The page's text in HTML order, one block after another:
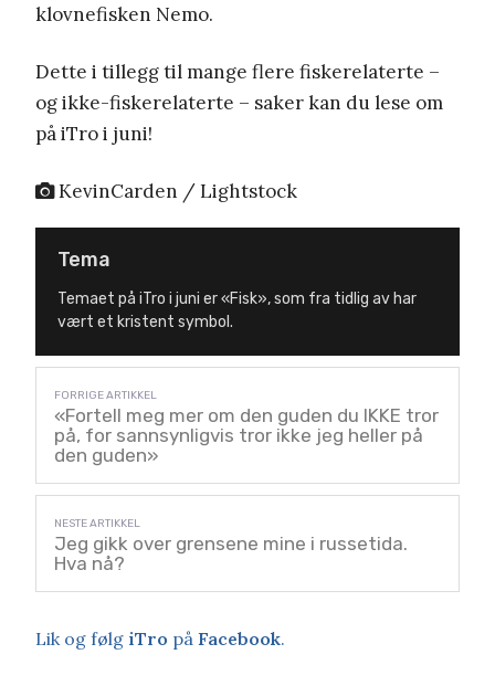
klovnefisken Nemo.
Dette i tillegg til mange flere fiskerelaterte –
og ikke-fiskerelaterte – saker kan du lese om
på iTro i juni!
KevinCarden / Lightstock
Tema
Temaet på iTro i juni er «Fisk», som fra tidlig av har
vært et kristent symbol.
«Fortell meg mer om den guden du IKKE tror
på, for sannsynligvis tror ikke jeg heller på
den guden»
Jeg gikk over grensene mine i russetida.
Hva nå?
Lik og følg iTro på Facebook.